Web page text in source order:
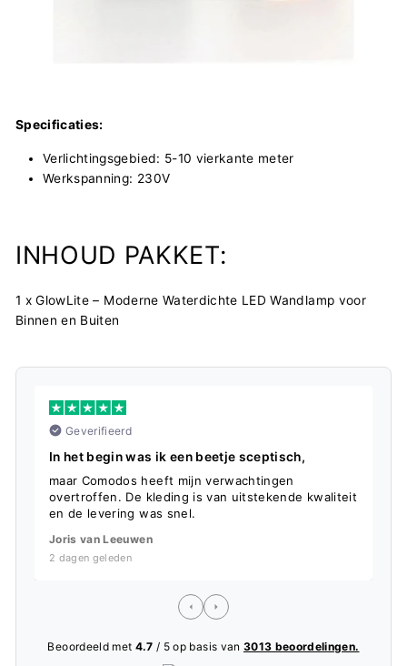
Specificaties:
Verlichtingsgebied: 5-10 vierkante meter
Werkspanning: 230V
INHOUD PAKKET:
1 x GlowLite – Moderne Waterdichte LED Wandlamp voor
Binnen en Buiten
Geverifieerd
In het begin was ik een beetje sceptisch,
maar Comodos heeft mijn verwachtingen
overtroffen. De kleding is van uitstekende kwaliteit
en de levering was snel.
Joris van Leeuwen
2 dagen geleden
Beoordeeld met 4.7 / 5 op basis van 3013 beoordelingen.